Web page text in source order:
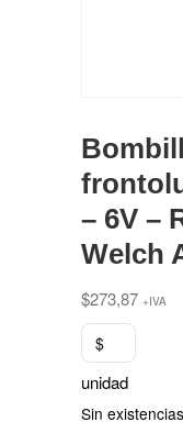
– 6V –
Welch
$273,87 +IVA
$
unidad
Sin existencias